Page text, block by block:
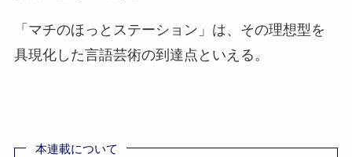
「マチのほっとステーション」は、その理想型を
具現化した言語芸術の到達点といえる。
本連載について